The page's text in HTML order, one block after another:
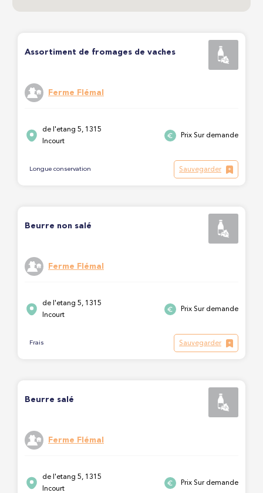
Assortiment de fromages de vaches
Ferme Flémal
de l'etang 5, 1315
Incourt
Prix Sur demande
Longue conservation Sauvegarder
Beurre non salé
Ferme Flémal
de l'etang 5, 1315
Incourt
Prix Sur demande
Frais Sauvegarder
Beurre salé
Ferme Flémal
de l'etang 5, 1315
Incourt
Prix Sur demande